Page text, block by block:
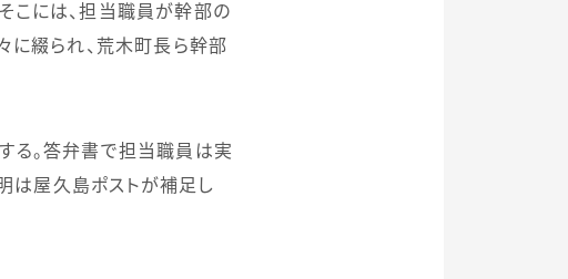
こには、担当職員が幹部の
に綴られ、荒木町長ら幹部
る。答弁書で担当職員は実
は屋久島ポストが補足し